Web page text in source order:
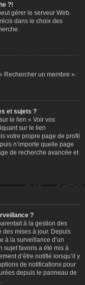
?!
gérer le serveur Web.
dans le choix des
Rechercher un membre ».
et sujets ?
le lien « Voir vos
sur le lien
votre propre page de profil
n’importe quelle page
de recherche avancée et
?
à la gestion des
des mises à jour. Depuis
à la surveillance d’un
sujet favoris a été mis à
d’être notifié lorsqu’il y
de notifications pour
depuis le panneau de